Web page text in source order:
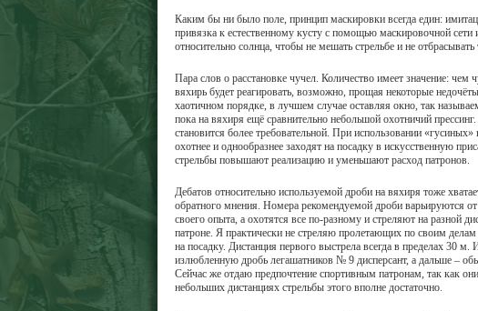
Каким бы ни было поле, принцип маскировки всегда един:
привязка к естественному кусту с помощью маскировочной
относительно солнца, чтобы не мешать стрельбе и не
Пара слов о расстановке чучел. Количество имеет значение:
вяхирь будет реагировать, возможно, прощая некоторые
хаотичном порядке, в лучшем случае оставляя окно, так
пока на вяхиря ещё сравнительно небольшой охотничий
становится более требовательной. При использовании
охотнее и однообразнее заходят на посадку в искусственную
стрельбы повышают реализацию и уменьшают расход патронов.
Дебатов относительно используемой дроби на вяхиря тоже
обратного мнения. Номера рекомендуемой дроби варьируются
своего опыта, а охотятся все по-разному и стреляют на разной
патроне. Я практически не стреляю пролетающих по своим делам
на посадку. Дистанция первого выстрела всегда в пределах 30
излюбленную дробь легашатников № 9 дисперсант, а дальше –
Сейчас же отдаю предпочтение спортивным патронам, так как
небольших дистанциях стрельбы этого вполне достаточно.